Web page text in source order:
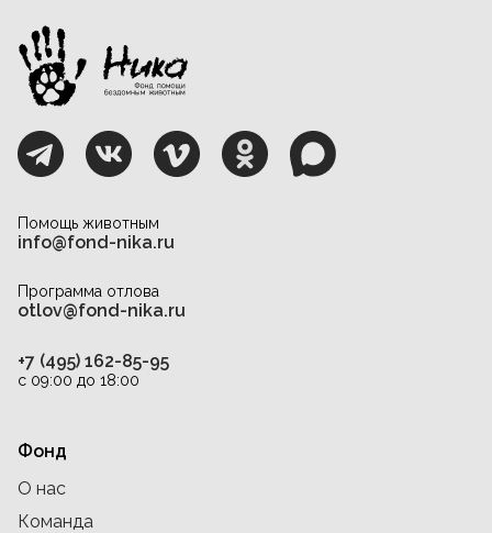
Помощь животным
info@fond-nika.ru
Программа отлова
otlov@fond-nika.ru
+7 (495) 162-85-95
с 09:00 до 18:00
Фонд
О нас
Команда